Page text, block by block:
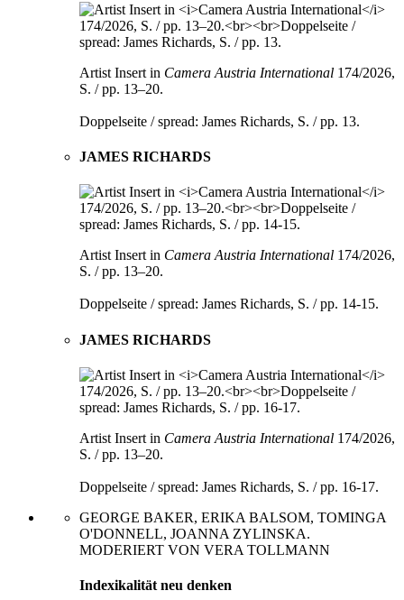
Artist Insert in Camera Austria International 174/2026,
S. / pp. 13–20.
Doppelseite / spread: James Richards, S. / pp. 13.
JAMES RICHARDS
Artist Insert in Camera Austria International 174/2026,
S. / pp. 13–20.
Doppelseite / spread: James Richards, S. / pp. 14-15.
JAMES RICHARDS
Artist Insert in Camera Austria International 174/2026,
S. / pp. 13–20.
Doppelseite / spread: James Richards, S. / pp. 16-17.
GEORGE BAKER, ERIKA BALSOM, TOMINGA
O'DONNELL, JOANNA ZYLINSKA.
MODERIERT VON VERA TOLLMANN
Indexikalität neu denken